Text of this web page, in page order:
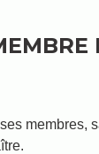
membres,